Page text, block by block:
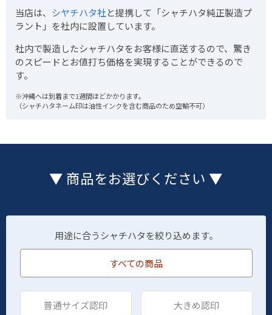
当店は、 シヤチハタ社と提携して「シャチハタ純正製造プ
ラント」を社内に設置しています。
社内で製造したシャチハタをお客様に直送するので、驚き
のスピードとお値打ち価格を実現することができるので
す。
※沖縄へは到着まで1週間ほどかかります。
（シャチハタネーム印は油性インクを含む商品のため空輸不可）
▼ 商品をお選びください ▼
用途に合うシャチハタを絞り込めます。
すべての商品
普通サイズ認印 大きめ認印